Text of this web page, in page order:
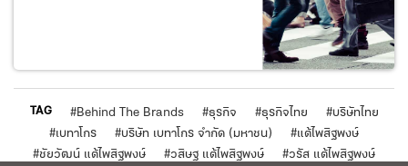
TAG #Behind The Brands #ธุรกิจ #ธุรกิจไทย #บริษัทไทย
#เบทาโกร #บริษัท เบทาโกร จำกัด (มหาชน) #แต้ไพสิฐพงษ์
#ชัยวัฒน์ แต้ไพสิฐพงษ์ #วสิษฐ แต้ไพสิฐพงษ์ #วรัส แต้ไพสิฐพงษ์